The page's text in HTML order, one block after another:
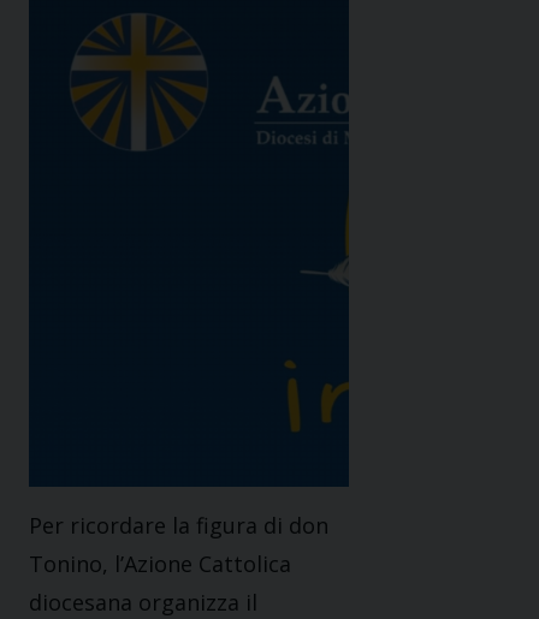
Per ricordare la figura di don
Tonino, l’Azione Cattolica
diocesana organizza il